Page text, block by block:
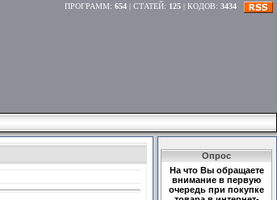
ПРОГРАММ: 654 | СТАТЕЙ: 125 | КОДОВ: 3434
Опрос
На что Вы обращаете
внимание в первую
очередь при покупке